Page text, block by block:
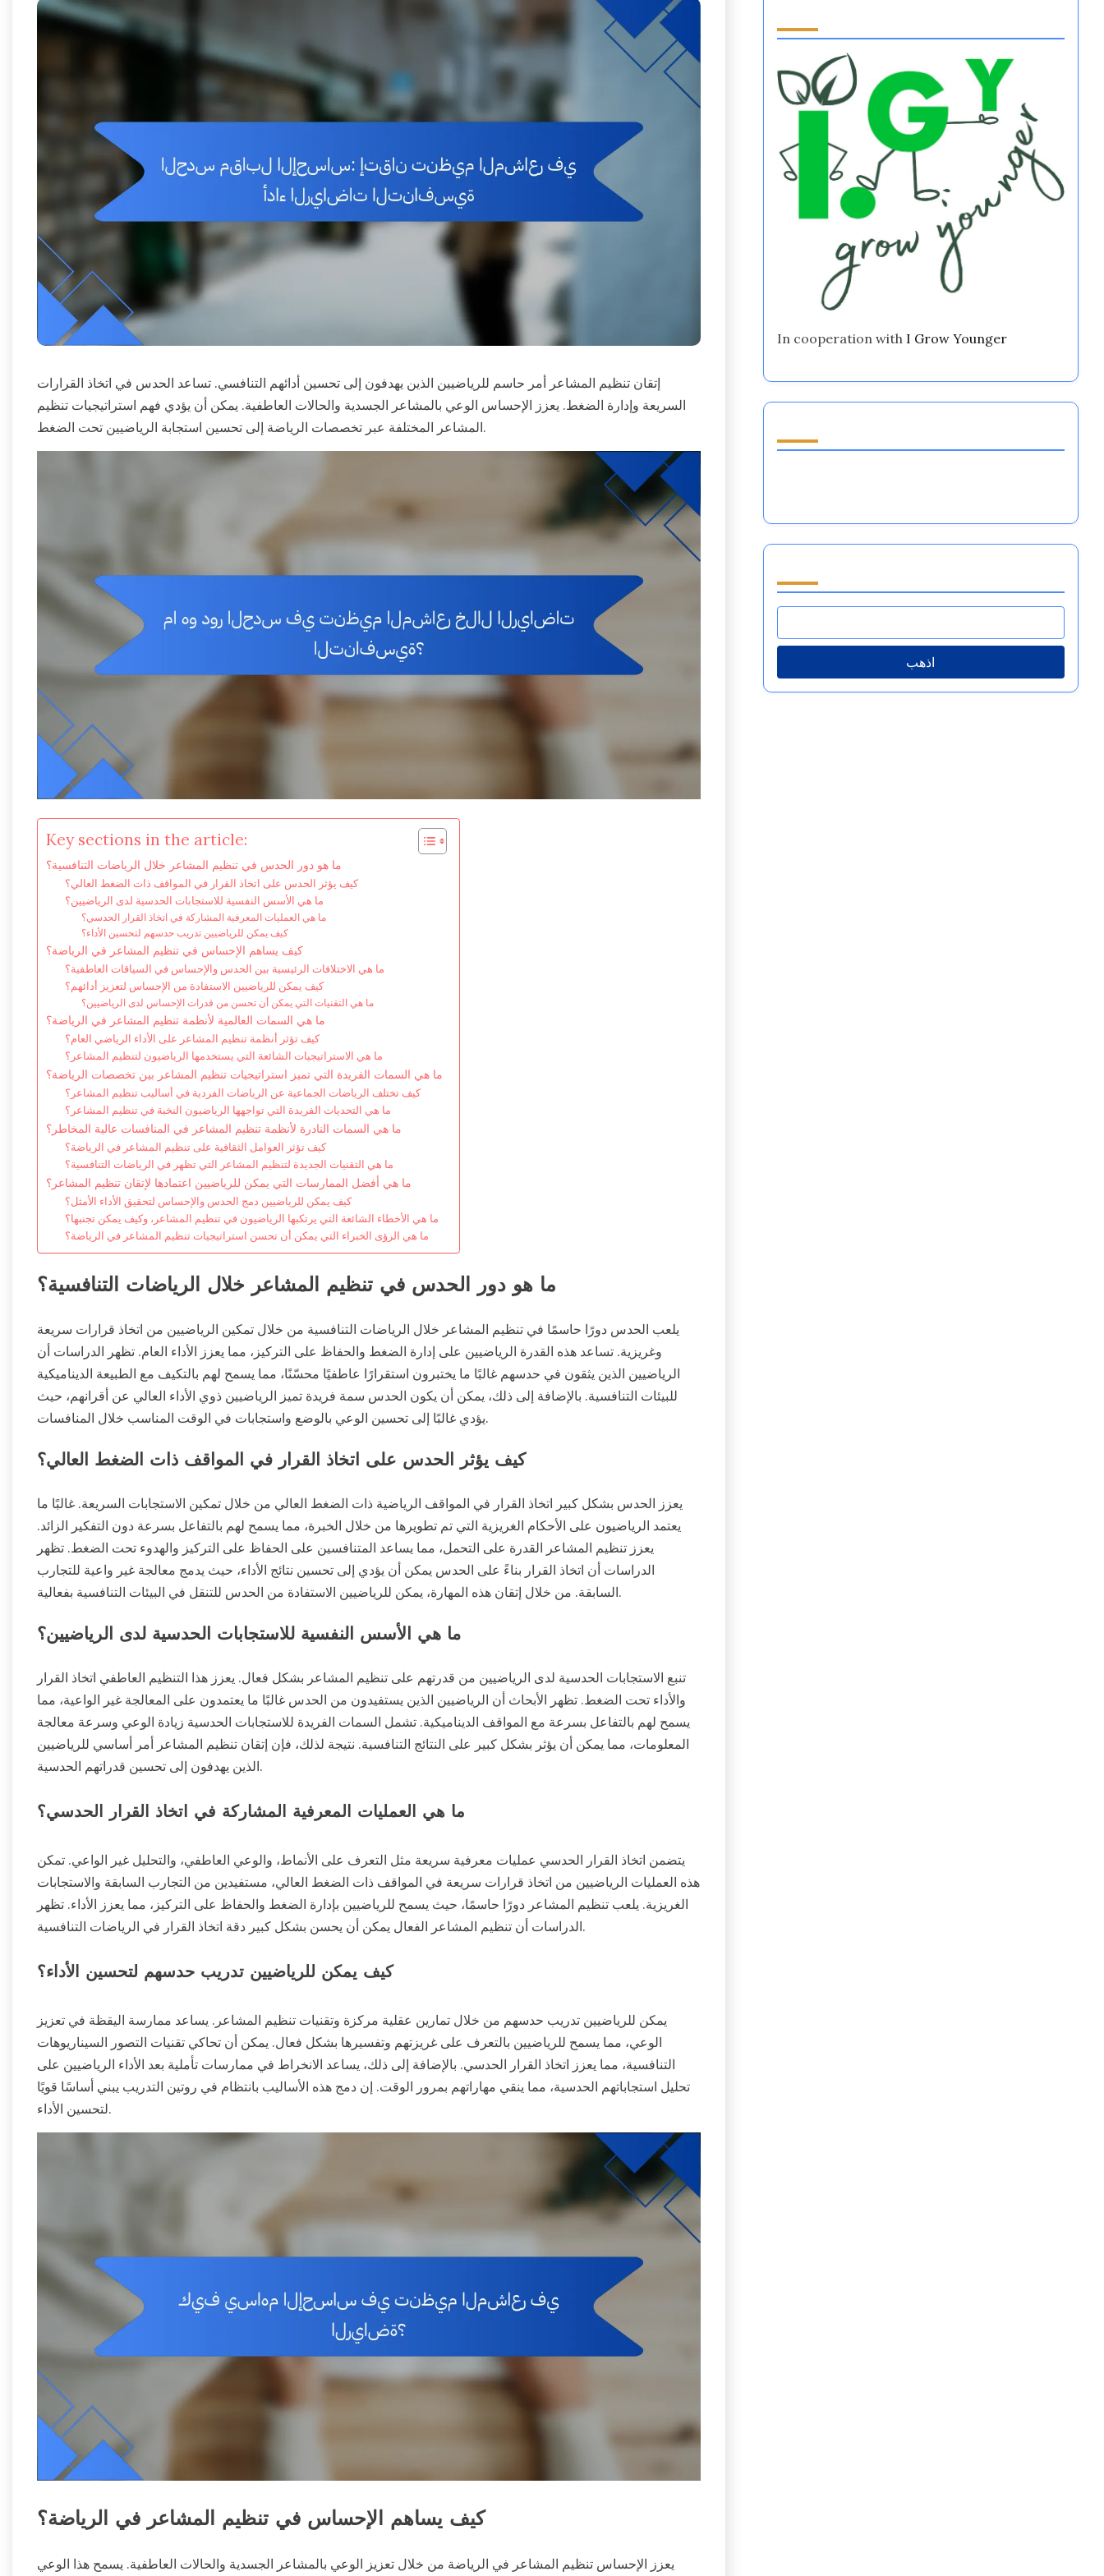
إتقان تنظيم المشاعر أمر حاسم للرياضيين الذين يهدفون إلى تحسين أدائهم التنافسي. تساعد الحدس في اتخاذ القرارات
السريعة وإدارة الضغط. يعزز الإحساس الوعي بالمشاعر الجسدية والحالات العاطفية. يمكن أن يؤدي فهم استراتيجيات تنظيم
المشاعر المختلفة عبر تخصصات الرياضة إلى تحسين استجابة الرياضيين تحت الضغط.
Key sections in the article:
ما هو دور الحدس في تنظيم المشاعر خلال الرياضات التنافسية؟
كيف يؤثر الحدس على اتخاذ القرار في المواقف ذات الضغط العالي؟
ما هي الأسس النفسية للاستجابات الحدسية لدى الرياضيين؟
ما هي العمليات المعرفية المشاركة في اتخاذ القرار الحدسي؟
كيف يمكن للرياضيين تدريب حدسهم لتحسين الأداء؟
كيف يساهم الإحساس في تنظيم المشاعر في الرياضة؟
ما هي الاختلافات الرئيسية بين الحدس والإحساس في السياقات العاطفية؟
كيف يمكن للرياضيين الاستفادة من الإحساس لتعزيز أدائهم؟
ما هي التقنيات التي يمكن أن تحسن من قدرات الإحساس لدى الرياضيين؟
ما هي السمات العالمية لأنظمة تنظيم المشاعر في الرياضة؟
كيف تؤثر أنظمة تنظيم المشاعر على الأداء الرياضي العام؟
ما هي الاستراتيجيات الشائعة التي يستخدمها الرياضيون لتنظيم المشاعر؟
ما هي السمات الفريدة التي تميز استراتيجيات تنظيم المشاعر بين تخصصات الرياضة؟
كيف تختلف الرياضات الجماعية عن الرياضات الفردية في أساليب تنظيم المشاعر؟
ما هي التحديات الفريدة التي تواجهها الرياضيون النخبة في تنظيم المشاعر؟
ما هي السمات النادرة لأنظمة تنظيم المشاعر في المنافسات عالية المخاطر؟
كيف تؤثر العوامل الثقافية على تنظيم المشاعر في الرياضة؟
ما هي التقنيات الجديدة لتنظيم المشاعر التي تظهر في الرياضات التنافسية؟
ما هي أفضل الممارسات التي يمكن للرياضيين اعتمادها لإتقان تنظيم المشاعر؟
كيف يمكن للرياضيين دمج الحدس والإحساس لتحقيق الأداء الأمثل؟
ما هي الأخطاء الشائعة التي يرتكبها الرياضيون في تنظيم المشاعر، وكيف يمكن تجنبها؟
ما هي الرؤى الخبراء التي يمكن أن تحسن استراتيجيات تنظيم المشاعر في الرياضة؟
ما هو دور الحدس في تنظيم المشاعر خلال الرياضات التنافسية؟
يلعب الحدس دورًا حاسمًا في تنظيم المشاعر خلال الرياضات التنافسية من خلال تمكين الرياضيين من اتخاذ قرارات سريعة
وغريزية. تساعد هذه القدرة الرياضيين على إدارة الضغط والحفاظ على التركيز، مما يعزز الأداء العام. تظهر الدراسات أن
الرياضيين الذين يثقون في حدسهم غالبًا ما يختبرون استقرارًا عاطفيًا محسّنًا، مما يسمح لهم بالتكيف مع الطبيعة الديناميكية
للبيئات التنافسية. بالإضافة إلى ذلك، يمكن أن يكون الحدس سمة فريدة تميز الرياضيين ذوي الأداء العالي عن أقرانهم، حيث
يؤدي غالبًا إلى تحسين الوعي بالوضع واستجابات في الوقت المناسب خلال المنافسات.
كيف يؤثر الحدس على اتخاذ القرار في المواقف ذات الضغط العالي؟
يعزز الحدس بشكل كبير اتخاذ القرار في المواقف الرياضية ذات الضغط العالي من خلال تمكين الاستجابات السريعة. غالبًا ما
يعتمد الرياضيون على الأحكام الغريزية التي تم تطويرها من خلال الخبرة، مما يسمح لهم بالتفاعل بسرعة دون التفكير الزائد.
يعزز تنظيم المشاعر القدرة على التحمل، مما يساعد المتنافسين على الحفاظ على التركيز والهدوء تحت الضغط. تظهر
الدراسات أن اتخاذ القرار بناءً على الحدس يمكن أن يؤدي إلى تحسين نتائج الأداء، حيث يدمج معالجة غير واعية للتجارب
السابقة. من خلال إتقان هذه المهارة، يمكن للرياضيين الاستفادة من الحدس للتنقل في البيئات التنافسية بفعالية.
ما هي الأسس النفسية للاستجابات الحدسية لدى الرياضيين؟
تنبع الاستجابات الحدسية لدى الرياضيين من قدرتهم على تنظيم المشاعر بشكل فعال. يعزز هذا التنظيم العاطفي اتخاذ القرار
والأداء تحت الضغط. تظهر الأبحاث أن الرياضيين الذين يستفيدون من الحدس غالبًا ما يعتمدون على المعالجة غير الواعية، مما
يسمح لهم بالتفاعل بسرعة مع المواقف الديناميكية. تشمل السمات الفريدة للاستجابات الحدسية زيادة الوعي وسرعة معالجة
المعلومات، مما يمكن أن يؤثر بشكل كبير على النتائج التنافسية. نتيجة لذلك، فإن إتقان تنظيم المشاعر أمر أساسي للرياضيين
الذين يهدفون إلى تحسين قدراتهم الحدسية.
ما هي العمليات المعرفية المشاركة في اتخاذ القرار الحدسي؟
يتضمن اتخاذ القرار الحدسي عمليات معرفية سريعة مثل التعرف على الأنماط، والوعي العاطفي، والتحليل غير الواعي. تمكن
هذه العمليات الرياضيين من اتخاذ قرارات سريعة في المواقف ذات الضغط العالي، مستفيدين من التجارب السابقة والاستجابات
الغريزية. يلعب تنظيم المشاعر دورًا حاسمًا، حيث يسمح للرياضيين بإدارة الضغط والحفاظ على التركيز، مما يعزز الأداء. تظهر
الدراسات أن تنظيم المشاعر الفعال يمكن أن يحسن بشكل كبير دقة اتخاذ القرار في الرياضات التنافسية.
كيف يمكن للرياضيين تدريب حدسهم لتحسين الأداء؟
يمكن للرياضيين تدريب حدسهم من خلال تمارين عقلية مركزة وتقنيات تنظيم المشاعر. يساعد ممارسة اليقظة في تعزيز
الوعي، مما يسمح للرياضيين بالتعرف على غريزتهم وتفسيرها بشكل فعال. يمكن أن تحاكي تقنيات التصور السيناريوهات
التنافسية، مما يعزز اتخاذ القرار الحدسي. بالإضافة إلى ذلك، يساعد الانخراط في ممارسات تأملية بعد الأداء الرياضيين على
تحليل استجاباتهم الحدسية، مما ينقي مهاراتهم بمرور الوقت. إن دمج هذه الأساليب بانتظام في روتين التدريب يبني أساسًا قويًا
لتحسين الأداء.
كيف يساهم الإحساس في تنظيم المشاعر في الرياضة؟
يعزز الإحساس تنظيم المشاعر في الرياضة من خلال تعزيز الوعي بالمشاعر الجسدية والحالات العاطفية. يسمح هذا الوعي
In cooperation with I Grow Younger
اذهب